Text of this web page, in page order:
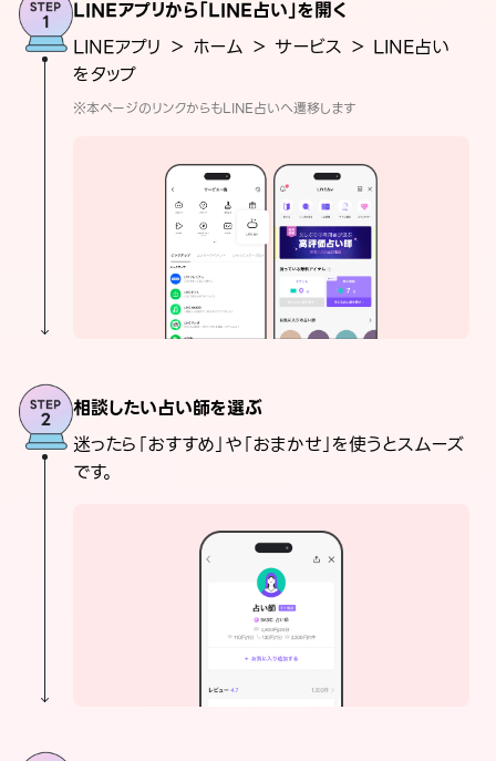
LINEアプリから「LINE占い」を開く
LINEアプリ ＞ ホーム ＞ サービス ＞ LINE占い
をタップ
※本ページのリンクからもLINE占いへ遷移します
相談したい占い師を選ぶ
迷ったら「おすすめ」や「おまかせ」を使うとスムーズ
です。